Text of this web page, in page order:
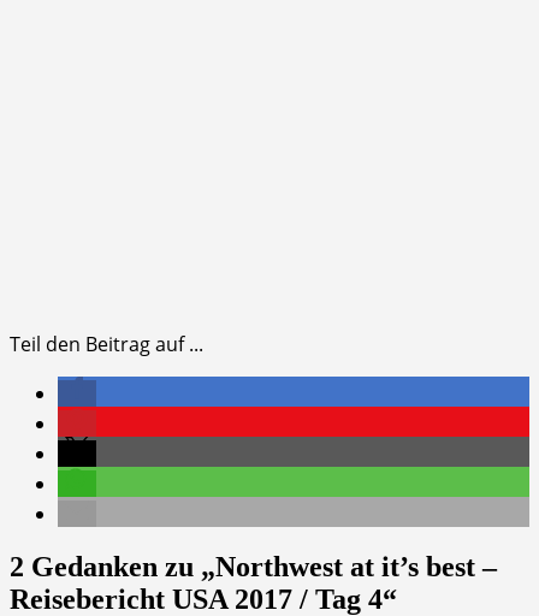
Teil den Beitrag auf ...
2 Gedanken zu „Northwest at it’s best –
Reisebericht USA 2017 / Tag 4“